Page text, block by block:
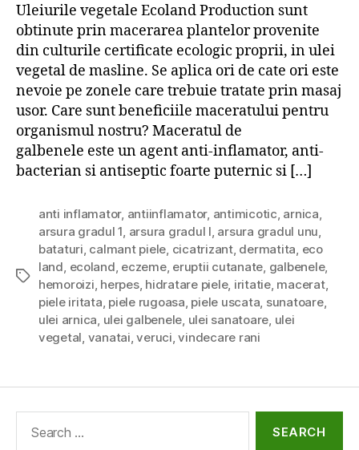
Uleiurile vegetale Ecoland Production sunt
obtinute prin macerarea plantelor provenite
din culturile certificate ecologic proprii, in ulei
vegetal de masline. Se aplica ori de cate ori este
nevoie pe zonele care trebuie tratate prin masaj
usor. Care sunt beneficiile maceratului pentru
organismul nostru? Maceratul de
galbenele este un agent anti-inflamator, anti-
bacterian si antiseptic foarte puternic si […]
Tags
anti inflamator, antiinflamator, antimicotic, arnica,
arsura gradul 1, arsura gradul I, arsura gradul unu,
bataturi, calmant piele, cicatrizant, dermatita, eco
land, ecoland, eczeme, eruptii cutanate, galbenele,
hemoroizi, herpes, hidratare piele, iritatie, macerat,
piele iritata, piele rugoasa, piele uscata, sunatoare,
ulei arnica, ulei galbenele, ulei sanatoare, ulei
vegetal, vanatai,veruci,vindecare rani